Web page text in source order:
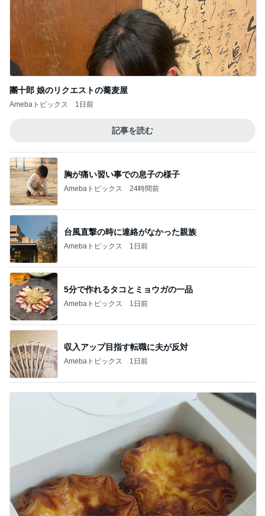
團十郎 娘のリクエストの蕎麦屋
Amebaトピックス 1日前
記事を読む
胸が痛い習い事での息子の様子
Amebaトピックス 24時間前
台風直撃の時に連絡がなかった親族
Amebaトピックス 1日前
5分で作れるタコとミョウガの一品
Amebaトピックス 1日前
収入アップ目指す転職に夫が反対
Amebaトピックス 1日前